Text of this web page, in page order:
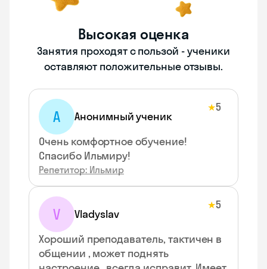
Высокая оценка
Занятия проходят с пользой - ученики
оставляют положительные отзывы.
А Анонимный ученик
★5
Очень комфортное обучение!
Спасибо Ильмиру!
Репетитор: Ильмир
V Vladyslav
★5
Хороший преподаватель, тактичен в
общении , может поднять